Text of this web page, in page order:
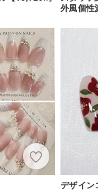
外風個性
デザイン